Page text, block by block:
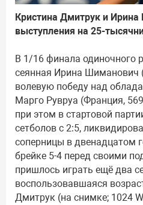
Кристина Дмитрук и
выступления на 25-
В 1/16 финала одиночного
сеянная Ирина Шиманович
волевую победу над
Марго Рувруа (Франция,
при этом в стартовой
сетболов с 2:5,
соперницы в двенадцатом
брейке 5-4 перед своими
пришлось играть ещё два
воспользовавшаяся
Дмитрук (на снимке; 1024